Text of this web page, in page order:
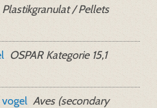
Plastikgranulat / Pellets
OSPAR Kategorie 15,1
Aves (secondary